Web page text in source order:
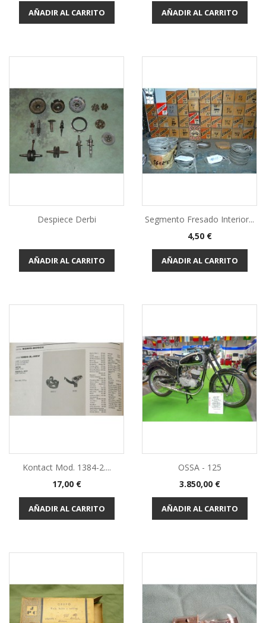
AÑADIR AL CARRITO AÑADIR AL CARRITO
Despiece Derbi
AÑADIR AL CARRITO
Segmento Fresado Interior...
Precio
4,50 €
AÑADIR AL CARRITO
Kontact Mod. 1384-2....
Precio
17,00 €
AÑADIR AL CARRITO
OSSA - 125
Precio
3.850,00 €
AÑADIR AL CARRITO